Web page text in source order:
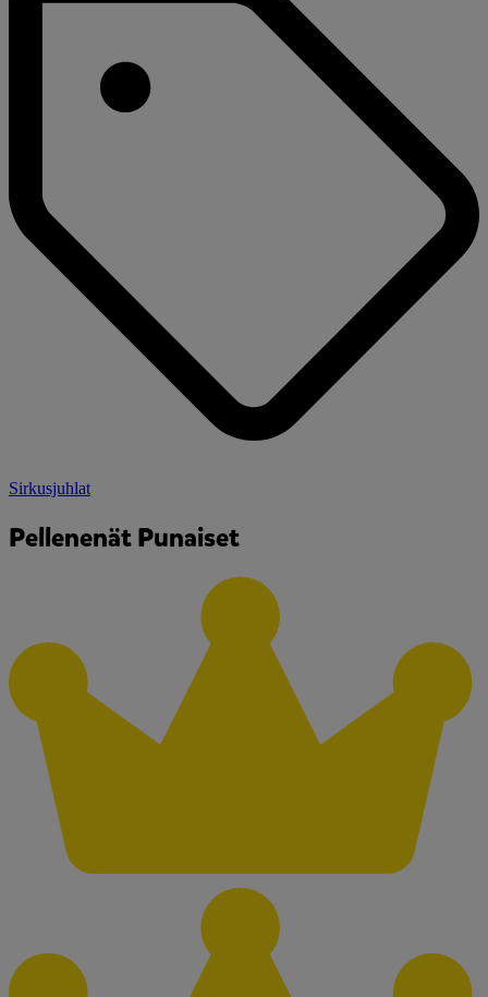
Sirkusjuhlat
Pellenenät Punaiset